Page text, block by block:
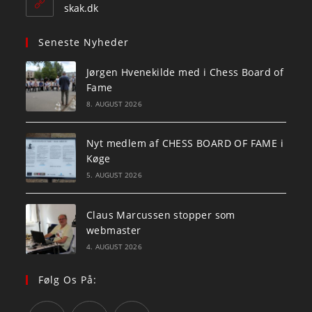
skak.dk
Seneste Nyheder
Jørgen Hvenekilde med i Chess Board of
Fame
8. AUGUST 2026
Nyt medlem af CHESS BOARD OF FAME i
Køge
5. AUGUST 2026
Claus Marcussen stopper som
webmaster
4. AUGUST 2026
Følg Os På: